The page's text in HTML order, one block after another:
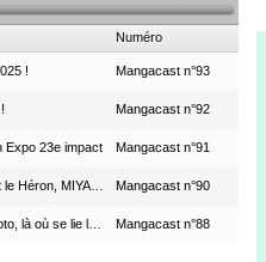
Numéro
! Mangacast n°93
Mangacast n°92
Expo 23e impact Mangacast n°91
Mangacast n°90
Mangacast n°88